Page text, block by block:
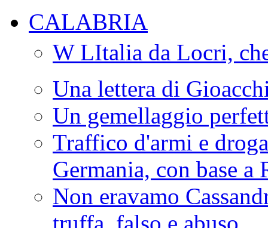
CALABRIA
W LItalia da Locri,
Una lettera di
Un gemellaggio
Traffico d'armi e
Germania, con base a
Non eravamo